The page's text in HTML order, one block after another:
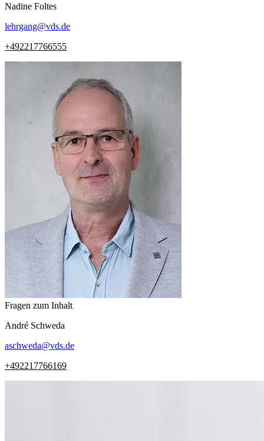
Nadine Foltes
lehrgang@vds.de
+492217766555
Fragen zum Inhalt
André Schweda
aschweda@vds.de
+492217766169